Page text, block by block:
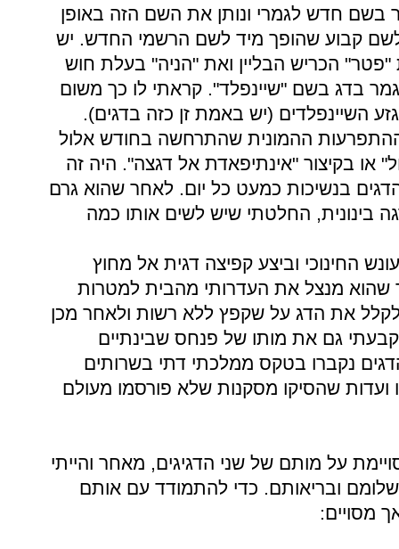
בשם חדש לגמרי ונותן את השם הזה באופן
לשם קבוע שהופך מיד לשם הרשמי החדש. יש
הכריש הבליין ואת "הניה" בעלת חוש
בדג בשם "שיינפלד". קראתי לו כך משום
השיינפלדים (יש באמת זן כזה בדגים).
ההמונית שהתרחשה בחודש אלול
או בקיצור "אינתיפאדת אל דגצה". היה זה
בנשיכות כמעט כל יום. לאחר שהוא גרם
בינונית, החלטתי שיש לשים אותו כמה
החינוכי וביצע קפיצה דגית אל מחוץ
שהוא מנצל את העדרותי מהבית למטרות
את הדג על שקפץ ללא רשות ולאחר מכן
גם את מותו של פנחס שבינתיים
נקברו בטקס ממלכתי דתי בשרותים
שהסיקו מסקנות שלא פורסמו מעולם
על מותם של שני הדגיגים, מאחר והייתי
ובריאותם. כדי להתמודד עם אותם
מסויים: